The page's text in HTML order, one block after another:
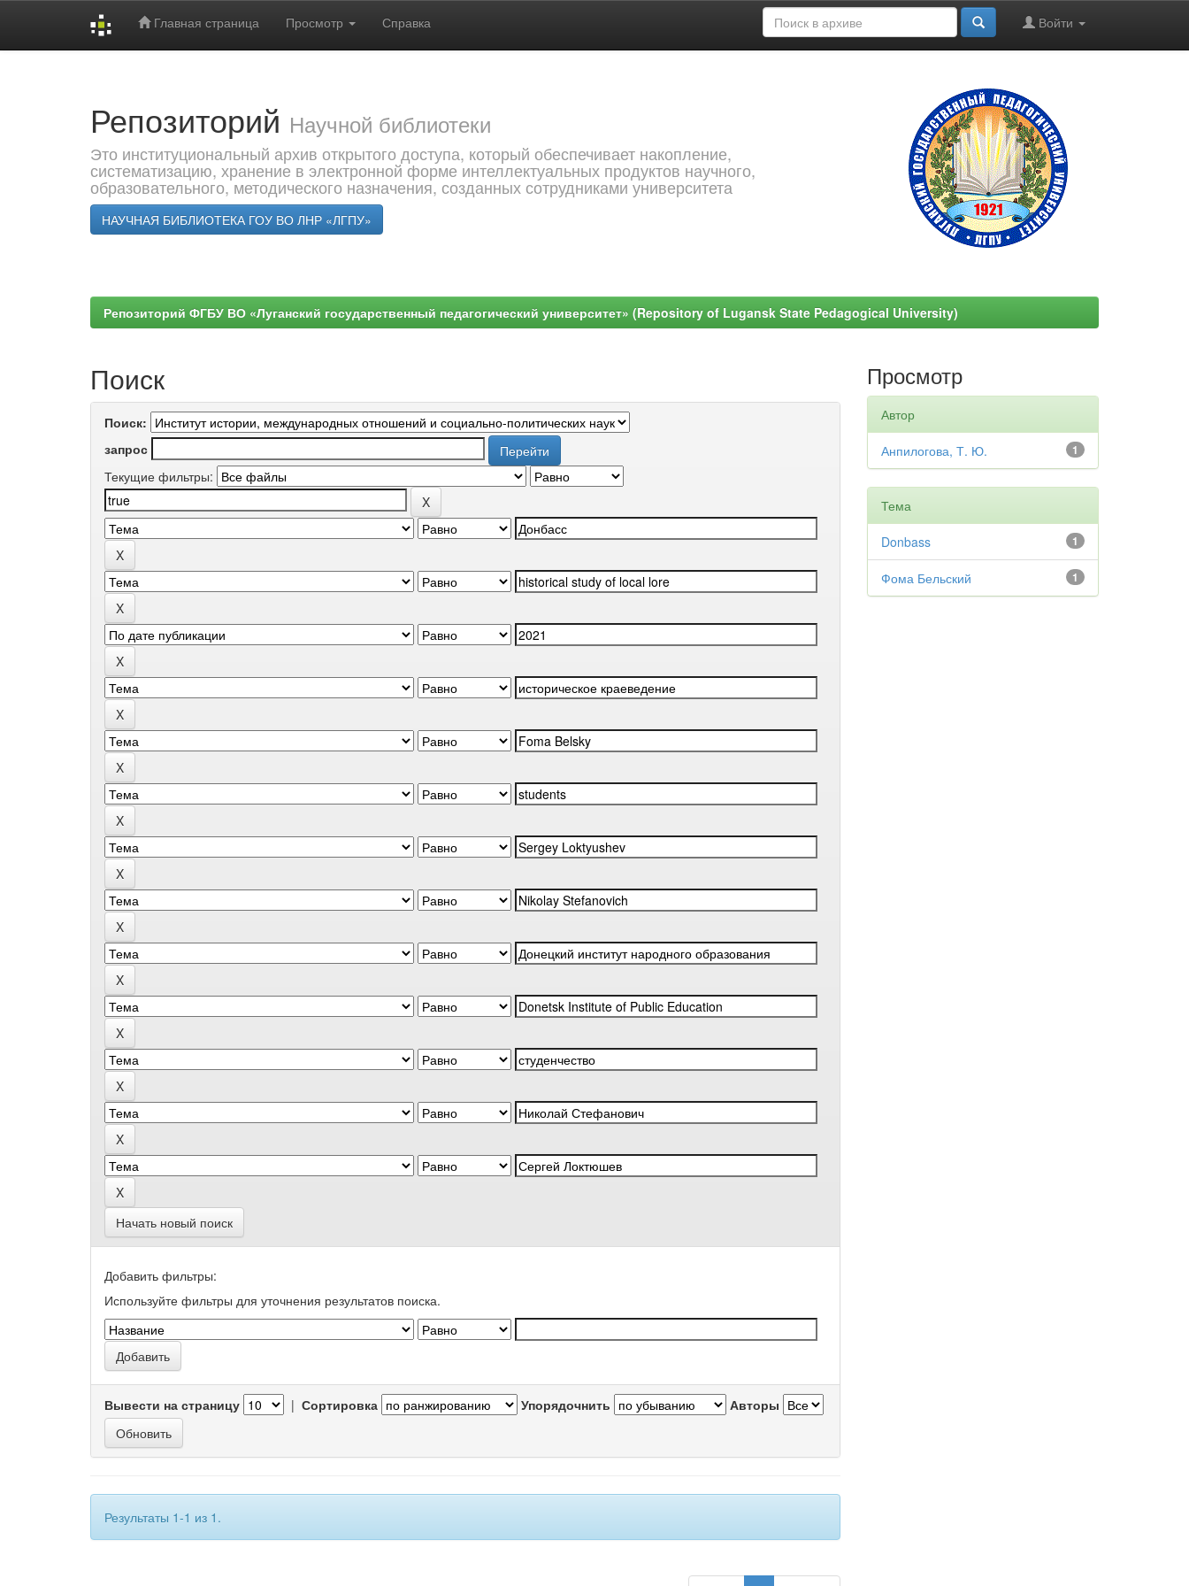
Главная страница Просмотр Справка Войти
Репозиторий Научной библиотеки
Это институциональный архив открытого доступа, который обеспечивает накопление,
систематизацию, хранение в электронной форме интеллектуальных продуктов научного,
образовательного, методического назначения, созданных сотрудниками университета
НАУЧНАЯ БИБЛИОТЕКА ГОУ ВО ЛНР «ЛГПУ»
Репозиторий ФГБУ ВО «Луганский государственный педагогический университет» (Repository of Lugansk State Pedagogical University)
Поиск
Поиск:
запрос
Текущие фильтры:
Начать новый поиск
Добавить фильтры:
Используйте фильтры для уточнения результатов поиска.
Вывести на страницу | Сортировка Упорядочнить Авторы
Результаты 1-1 из 1.
Просмотр
Автор
1
Анпилогова, Т. Ю.
Тема
1
Donbass
1
Фома Бельский